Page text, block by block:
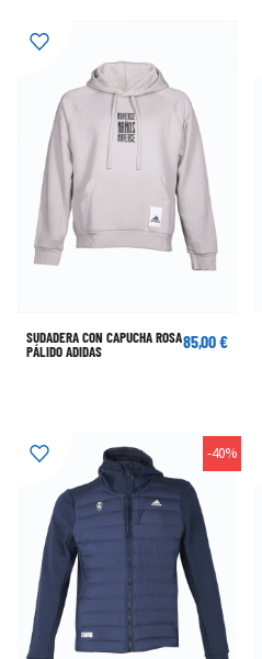
SUDADERA CON CAPUCHA ROSA
PÁLIDO ADIDAS
85,00 €
-40%